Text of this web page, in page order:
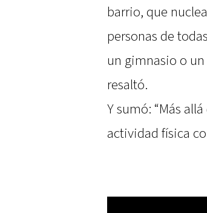
barrio, que
personas de
un gimnasio o
resaltó.
Y sumó: “Más
actividad física